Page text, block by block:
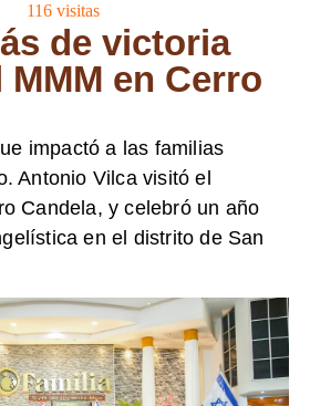
116visitas
de victoria
en Cerro
impactó a las familias
Antonio Vilca visitó el
Candela, y celebró un año
en el distrito de San